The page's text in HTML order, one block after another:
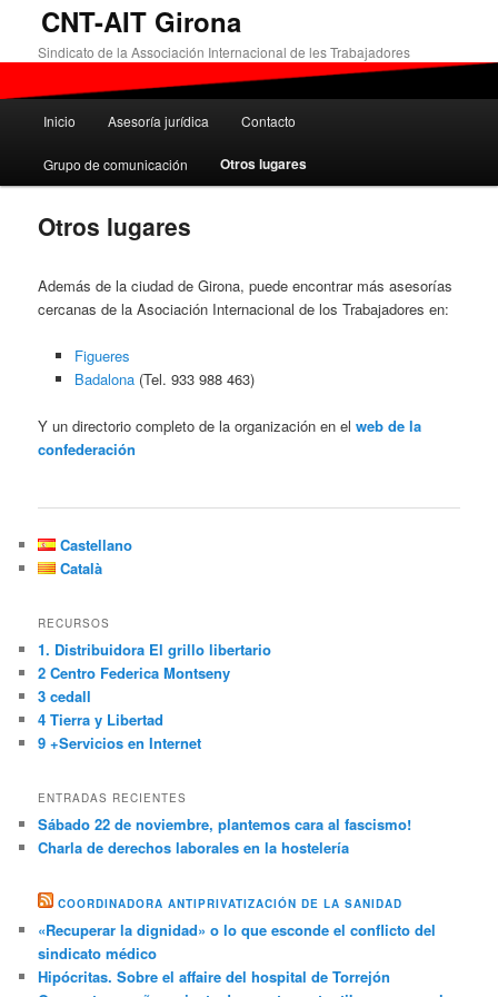
contenido
CNT-AIT Girona
Sindicato de la Associación Internacional de les Trabajadores
principal
Inicio Asesoría jurídica Contacto
Grupo de comunicación Otros lugares
Otros lugares
Además de la ciudad de Girona, puede encontrar más asesorías
cercanas de la Asociación Internacional de los Trabajadores en:
Figueres
Badalona(Tel. 933 988 463)
Y un directorio completo de la organización en elweb de la
confederación
Castellano
Català
RECURSOS
1. Distribuidora El grillo libertario
2 Centro Federica Montseny
3 cedall
4 Tierra y Libertad
9 +Servicios en Internet
ENTRADAS RECIENTES
Sábado 22 de noviembre, plantemos cara al fascismo!
Charla de derechos laborales en la hostelería
COORDINADORA ANTIPRIVATIZACIÓN DE LA SANIDAD
«Recuperar la dignidad» o lo que esconde el conflicto del
sindicato médico
Hipócritas. Sobre el affaire del hospital de Torrejón